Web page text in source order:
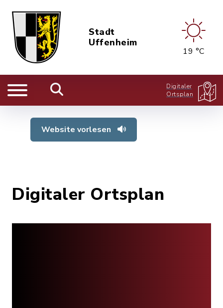
Stadt
Uffenheim
19 °C
Digitaler
Ortsplan
Website vorlesen
Digitaler Ortsplan